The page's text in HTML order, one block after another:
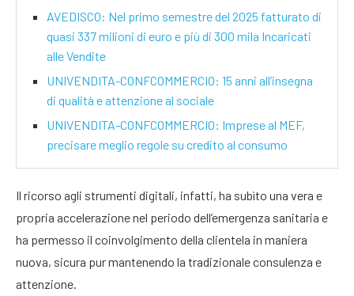
AVEDISCO: Nel primo semestre del 2025 fatturato di
quasi 337 milioni di euro e più di 300 mila Incaricati
alle Vendite
UNIVENDITA-CONFCOMMERCIO: 15 anni all’insegna
di qualità e attenzione al sociale
UNIVENDITA-CONFCOMMERCIO: Imprese al MEF,
precisare meglio regole su credito al consumo
Il ricorso agli strumenti digitali, infatti, ha subìto una vera e
propria accelerazione nel periodo dell’emergenza sanitaria e
ha permesso il coinvolgimento della clientela in maniera
nuova, sicura pur mantenendo la tradizionale consulenza e
attenzione.